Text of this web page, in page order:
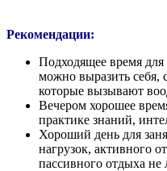
Рекомендации:
Подходящее время для
можно выразить себя,
которые вызывают
Вечером хорошее
практике знаний,
Хороший день для
нагрузок, активного
пассивного отдыха не